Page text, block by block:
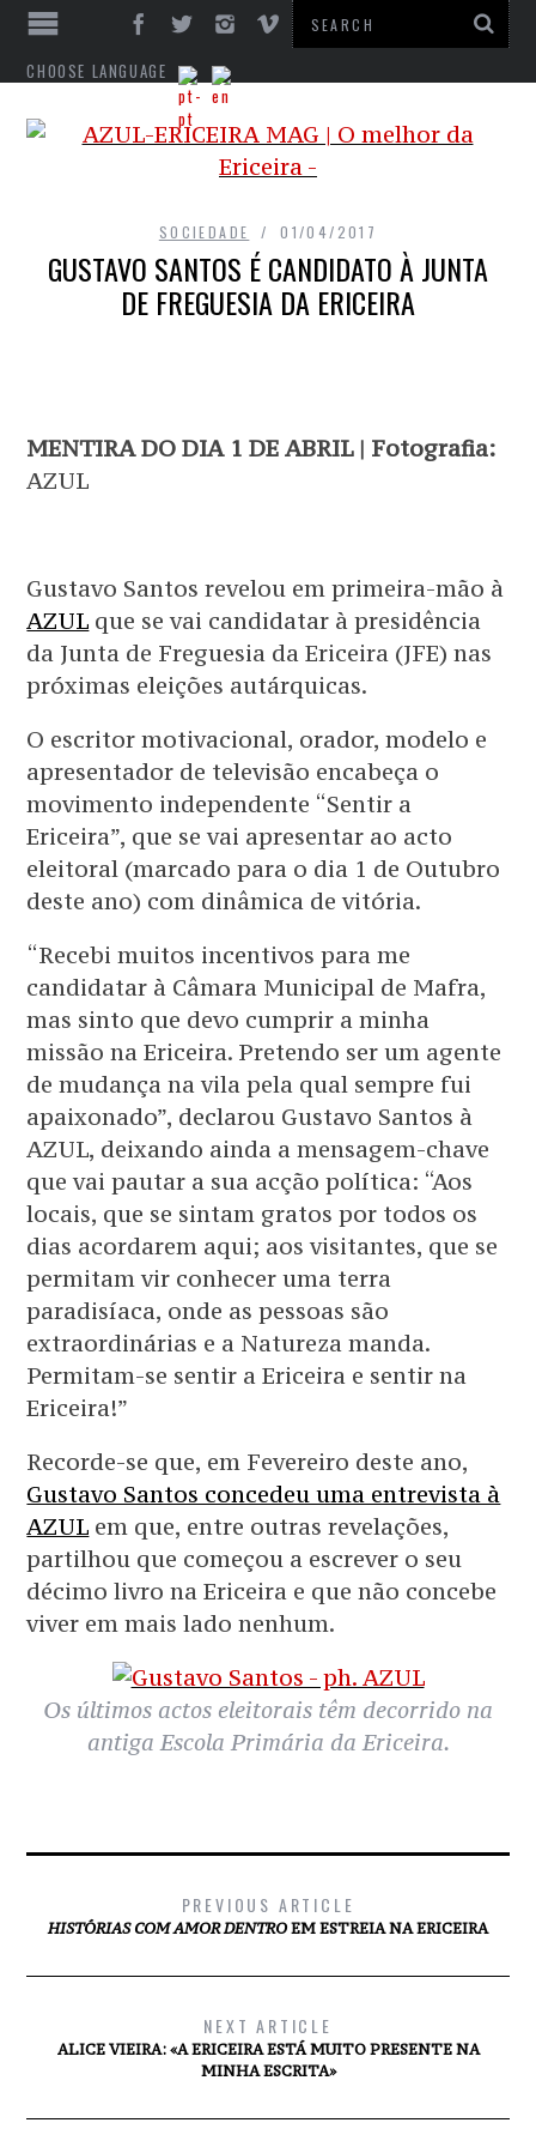
CHOOSE LANGUAGE
SOCIEDADE 01/04/2017
GUSTAVO SANTOS É CANDIDATO À JUNTA
DE FREGUESIA DA ERICEIRA
MENTIRA DO DIA 1 DE ABRIL | Fotografia:
AZUL
Gustavo Santos revelou em primeira-mão à
AZUL que se vai candidatar à presidência
da Junta de Freguesia da Ericeira (JFE) nas
próximas eleições autárquicas.
O escritor motivacional, orador, modelo e
apresentador de televisão encabeça o
movimento independente “Sentir a
Ericeira”, que se vai apresentar ao acto
eleitoral (marcado para o dia 1 de Outubro
deste ano) com dinâmica de vitória.
“Recebi muitos incentivos para me
candidatar à Câmara Municipal de Mafra,
mas sinto que devo cumprir a minha
missão na Ericeira. Pretendo ser um agente
de mudança na vila pela qual sempre fui
apaixonado”, declarou Gustavo Santos à
AZUL, deixando ainda a mensagem-chave
que vai pautar a sua acção política: “Aos
locais, que se sintam gratos por todos os
dias acordarem aqui; aos visitantes, que se
permitam vir conhecer uma terra
paradisíaca, onde as pessoas são
extraordinárias e a Natureza manda.
Permitam-se sentir a Ericeira e sentir na
Ericeira!”
Recorde-se que, em Fevereiro deste ano,
Gustavo Santos concedeu uma entrevista à
AZUL em que, entre outras revelações,
partilhou que começou a escrever o seu
décimo livro na Ericeira e que não concebe
viver em mais lado nenhum.
Os últimos actos eleitorais têm decorrido na
antiga Escola Primária da Ericeira.
PREVIOUS ARTICLE
HISTÓRIAS COM AMOR DENTROEM ESTREIA NA ERICEIRA
NEXT ARTICLE
ALICE VIEIRA: «A ERICEIRA ESTÁ MUITO PRESENTE NA
MINHA ESCRITA»